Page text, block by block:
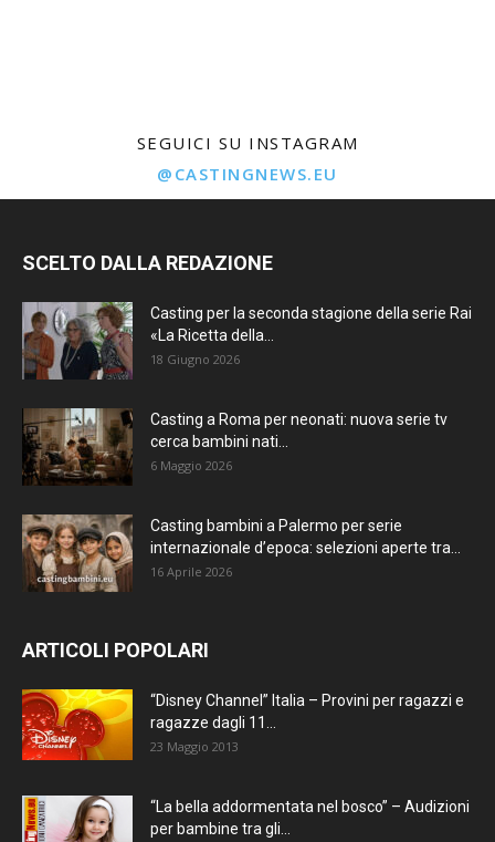
SEGUICI SU INSTAGRAM
@CASTINGNEWS.EU
SCELTO DALLA REDAZIONE
Casting per la seconda stagione della serie Rai
«La Ricetta della...
18 Giugno 2026
Casting a Roma per neonati: nuova serie tv
cerca bambini nati...
6 Maggio 2026
Casting bambini a Palermo per serie
internazionale d’epoca: selezioni aperte tra...
16 Aprile 2026
ARTICOLI POPOLARI
“Disney Channel” Italia – Provini per ragazzi e
ragazze dagli 11...
23 Maggio 2013
“La bella addormentata nel bosco” – Audizioni
per bambine tra gli...